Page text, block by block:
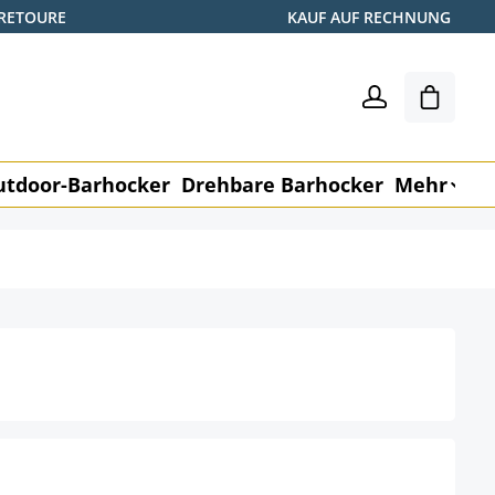
KAUF AUF RECHNUNG
Barhocker Drehbare Barhocker Mehr